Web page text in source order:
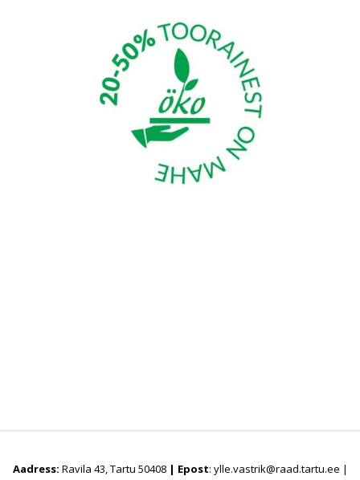
Aadress: Ravila 43, Tartu 50408| Epost: ylle.vastrik@raad.tartu.ee |